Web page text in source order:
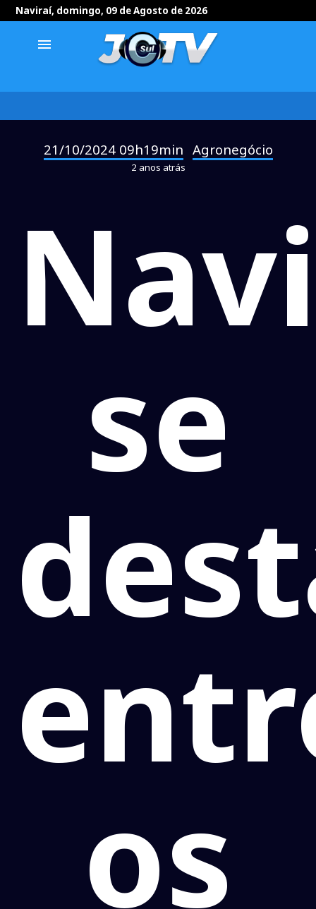
Naviraí, domingo, 09 de Agosto de 2026
menu
21/10/2024 09h19min Agronegócio
2 anos atrás
se
os